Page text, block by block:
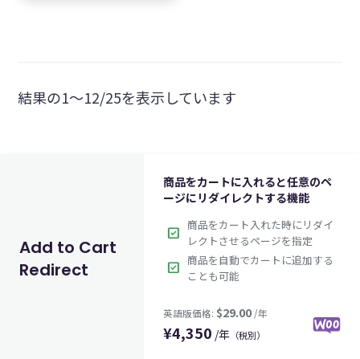
結果の1～12/25を表示しています
Add to Cart
Redirect
商品をカートに入れると任意のペ
ージにリダイレクトする機能
check_box 商品をカート入れた時にリダイ
レクトさせるページを指定
check_box 商品を自動でカートに追加する
ことも可能
¥4,350 /年 （税別）